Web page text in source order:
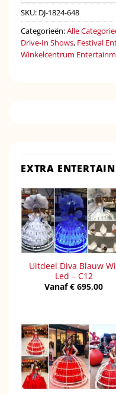
SKU: DJ-1824-648
Categorieën:Alle
Drive-In Shows, Festival
Winkelcentrum
EXTRA
Uitdeel Diva Blauw
Led – C12
Vanaf€ 695,00